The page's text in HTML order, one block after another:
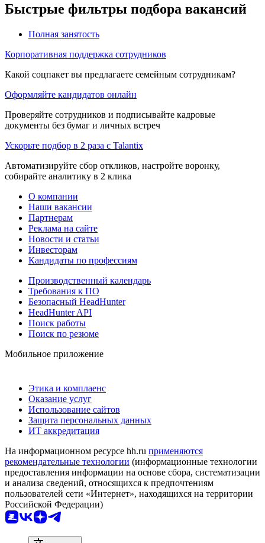
Быстрые фильтры подбора вакансий
Полная занятость
Корпоративная поддержка сотрудников
Какой соцпакет вы предлагаете семейным сотрудникам?
Оформляйте кандидатов онлайн
Проверяйте сотрудников и подписывайте кадровые
документы без бумаг и личных встреч
Ускорьте подбор в 2 раза с Talantix
Автоматизируйте сбор откликов, настройте воронку,
собирайте аналитику в 2 клика
О компании
Наши вакансии
Партнерам
Реклама на сайте
Новости и статьи
Инвесторам
Кандидаты по профессиям
Производственный календарь
Требования к ПО
Безопасный HeadHunter
HeadHunter API
Поиск работы
Поиск по резюме
Мобильное приложение
Этика и комплаенс
Оказание услуг
Использование сайтов
Защита персональных данных
ИТ аккредитация
На информационном ресурсе hh.ru применяются
рекомендательные технологии (информационные технологии
предоставления информации на основе сбора, систематизации
и анализа сведений, относящихся к предпочтениям
пользователей сети «Интернет», находящихся на территории
Российской Федерации)